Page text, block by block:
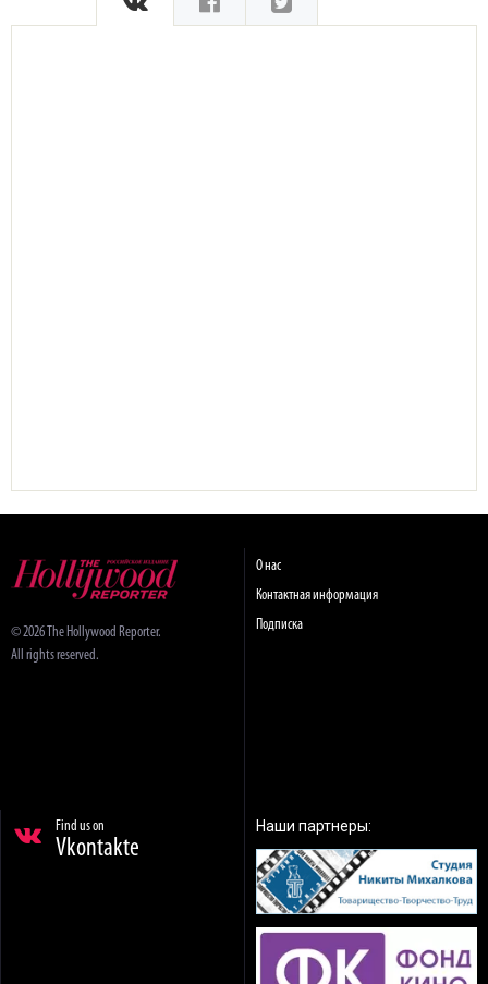
© 2026 The Hollywood Reporter.
All rights reserved.
О нас
Контактная информация
Подписка
Find us on
Vkontakte
Наши партнеры: